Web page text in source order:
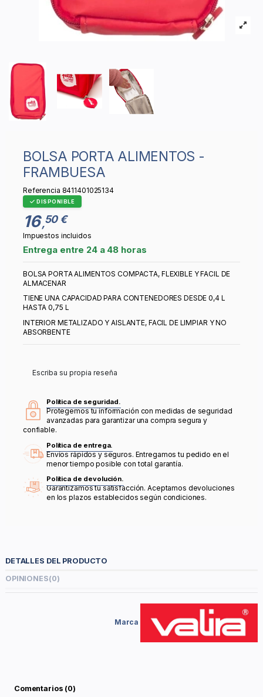
BOLSA PORTA ALIMENTOS -
FRAMBUESA
Referencia 8411401025134
DISPONIBLE
16 ,50 €
Impuestos incluidos
Entrega entre 24 a 48 horas
BOLSA PORTA ALIMENTOS COMPACTA, FLEXIBLE Y FACIL DE
ALMACENAR
TIENE UNA CAPACIDAD PARA CONTENEDORES DESDE 0,4 L
HASTA 0,75 L
INTERIOR METALIZADO Y AISLANTE, FACIL DE LIMPIAR Y NO
ABSORBENTE
Escriba su propia reseña
Política de seguridad.
Protegemos tu información con medidas de seguridad
avanzadas para garantizar una compra segura y
confiable.
Política de entrega.
Envíos rápidos y seguros. Entregamos tu pedido en el
menor tiempo posible con total garantía.
Política de devolución.
Garantizamos tu satisfacción. Aceptamos devoluciones
en los plazos establecidos según condiciones.
DETALLES DEL PRODUCTO
OPINIONES(0)
Marca
Comentarios (0)